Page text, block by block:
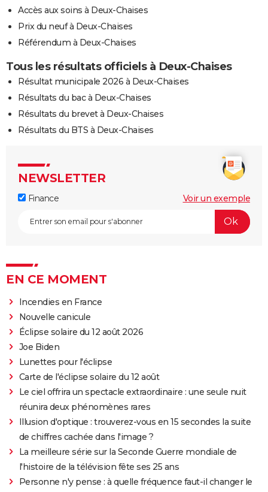
Accès aux soins à Deux-Chaises
Prix du neuf à Deux-Chaises
Référendum à Deux-Chaises
Tous les résultats officiels à Deux-Chaises
Résultat municipale 2026 à Deux-Chaises
Résultats du bac à Deux-Chaises
Résultats du brevet à Deux-Chaises
Résultats du BTS à Deux-Chaises
NEWSLETTER
Finance Voir un exemple
EN CE MOMENT
Incendies en France
Nouvelle canicule
Éclipse solaire du 12 août 2026
Joe Biden
Lunettes pour l'éclipse
Carte de l'éclipse solaire du 12 août
Le ciel offrira un spectacle extraordinaire : une seule nuit
réunira deux phénomènes rares
Illusion d'optique : trouverez-vous en 15 secondes la suite
de chiffres cachée dans l'image ?
La meilleure série sur la Seconde Guerre mondiale de
l'histoire de la télévision fête ses 25 ans
Personne n'y pense : à quelle fréquence faut-il changer le